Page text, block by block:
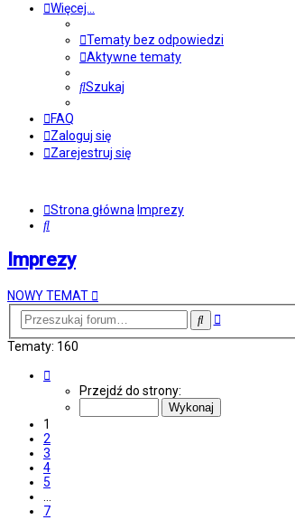
Więcej…
Tematy bez odpowiedzi
Aktywne tematy
Szukaj
FAQ
Zaloguj się
Zarejestruj się
Strona główna Imprezy
Szukaj
Imprezy
NOWY TEMAT
SzukajWyszukiwanie
Tematy: 160
Przejdź do strony:
1
2
3
4
5
…
7